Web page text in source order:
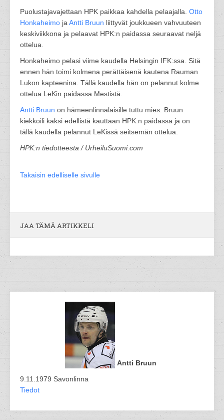
Puolustajavajettaan HPK paikkaa kahdella pelaajalla. Otto
Honkaheimo ja Antti Bruun liittyvät joukkueen vahvuuteen
keskiviikkona ja pelaavat HPK:n paidassa seuraavat neljä
ottelua.
Honkaheimo pelasi viime kaudella Helsingin IFK:ssa. Sitä
ennen hän toimi kolmena perättäisenä kautena Rauman
Lukon kapteenina. Tällä kaudella hän on pelannut kolme
ottelua LeKin paidassa Mestistä.
Antti Bruun on hämeenlinnalaisille tuttu mies. Bruun
kiekkoili kaksi edellistä kauttaan HPK:n paidassa ja on
tällä kaudella pelannut LeKissä seitsemän ottelua.
HPK:n tiedotteesta / UrheiluSuomi.com
Takaisin edelliselle sivulle
JAA TÄMÄ ARTIKKELI
Antti Bruun
9.11.1979 Savonlinna
Tiedot